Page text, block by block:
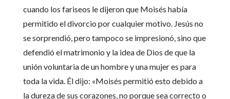
cuando los fariseos le dijeron que Moisés había
permitido el divorcio por cualquier motivo. Jesús no
se sorprendió, pero tampoco se impresionó, sino que
defendió el matrimonio y la idea de Dios de que la
unión voluntaria de un hombre y una mujer es para
toda la vida. Él dijo: «Moisés permitió esto debido a
la dureza de sus corazones, no porque sea correcto o